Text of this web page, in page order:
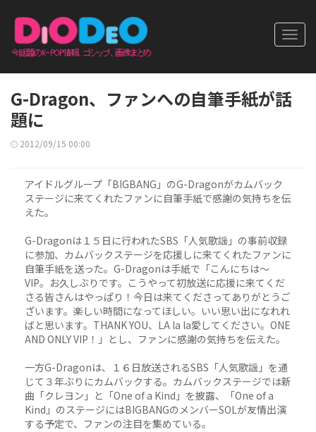
G-Dragon、ファンへの自筆手紙が話
題に
2012/09/15 00:00
アイドルグループ「BIGBANG」のG-Dragonがカムバック
ステージに来てくれたファンに自筆手紙で感謝の気持ちを伝
えた。
G-Dragonは１５日に行われたSBS「人気歌謡」の事前収録
に参加、カムバックステージを応援しに来てくれたファンに
自筆手紙を送った。G-Dragonは手紙で「こんにちは～
VIP。お久しぶりです。こうやって初放送に応援に来てくだ
さる皆さんはやっぱり！今日は来てくださってありがとうご
ざいます。楽しい時間になってほしい。いい思い出になれれ
ばと思います。THANK YOU、LA la la愛してください。ONE
AND ONLY VIP！」とし、ファンに感謝の気持ちを伝えた。
一方G-Dragonは、１６日放送されるSBS「人気歌謡」を通
じて３年ぶりにカムバックする。カムバックステージでは新
曲「クレヨン」と「One of a Kind」を披露、「One of a
Kind」のステージにはBIGBANGのメンバーSOLが友情出演
する予定で、ファンの注目を集めている。